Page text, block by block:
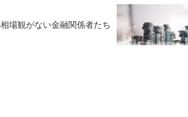
場観がない金融関係者たち